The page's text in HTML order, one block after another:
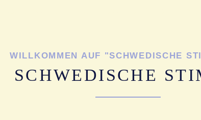
WILLKOMMEN AUF "SCHWEDISCHE
SCHWEDISCHE